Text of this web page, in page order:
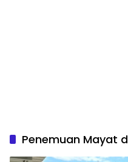
Penemuan Mayat